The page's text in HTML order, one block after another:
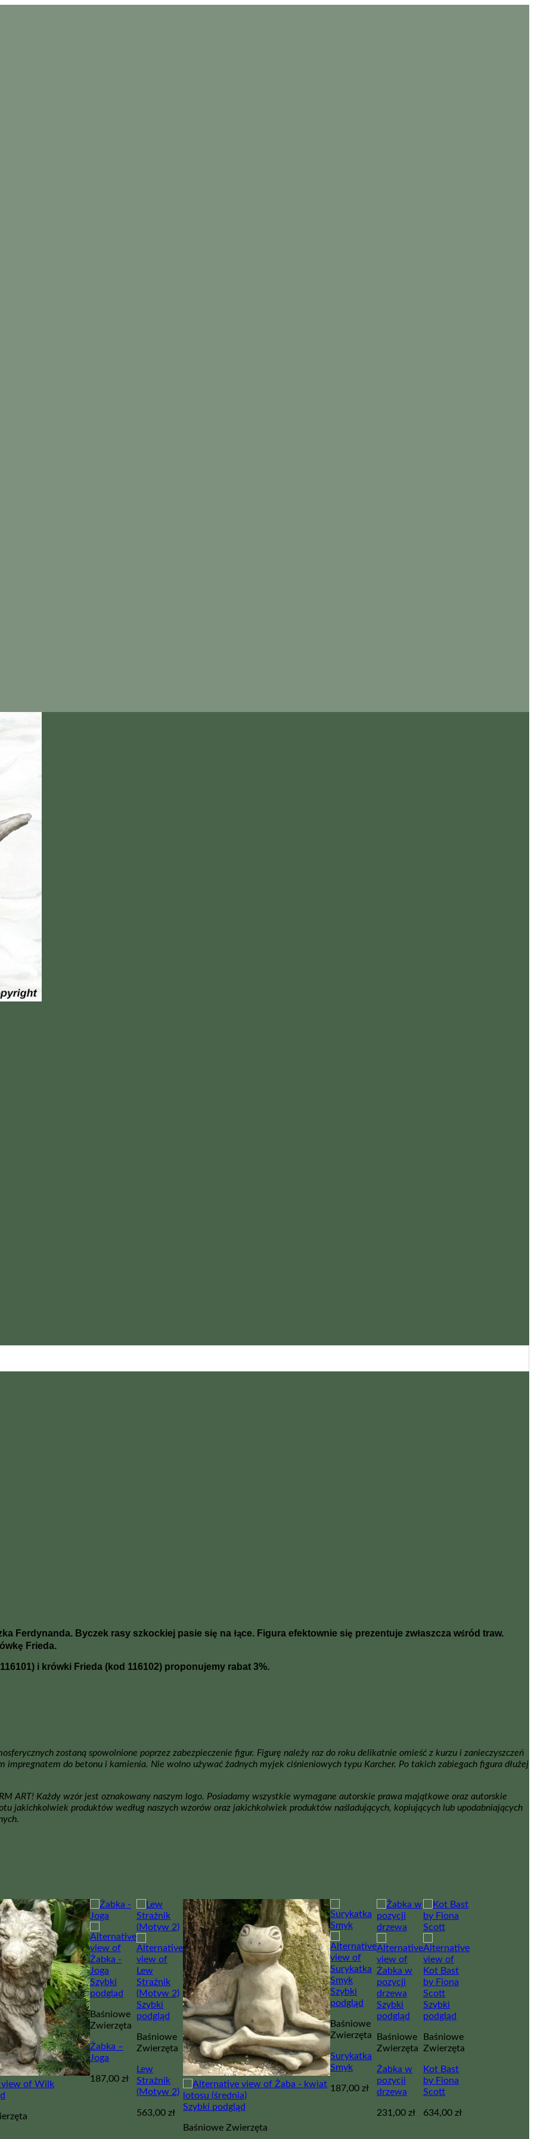
Ferdynanda. Byczek rasy szkockiej pasie się na łące. Figura efektownie się prezentuje zwłaszcza wśród traw.
Frieda.
i krówki Frieda (kod 116102) proponujemy rabat 3%.
zostaną spowolnione poprzez zabezpieczenie figur. Figurę należy raz do roku delikatnie omieść z kurzu i zanieczyszczeń
impregnatem do betonu i kamienia. Nie wolno używać żadnych myjek ciśnieniowych typu Karcher. Po takich zabiegach figura dłużej
ART! Każdy wzór jest oznakowany naszym logo. Posiadamy wszystkie wymagane autorskie prawa majątkowe oraz autorskie
jakichkolwiek produktów według naszych wzorów oraz jakichkolwiek produktów naśladujących, kopiujących lub upodabniających
Szybki
podgląd
Baśniowe
Zwierzęta
Żabka –
Joga
187,00 zł
Szybki
podgląd
Baśniowe
Zwierzęta
Lew
Strażnik
(Motyw 2)
563,00zł
Szybki podgląd
Baśniowe Zwierzęta
Szybki
podgląd
Baśniowe
Zwierzęta
Surykatka
Smyk
187,00 zł
Szybki
podgląd
Baśniowe
Zwierzęta
Żabka w
pozycji
drzewa
231,00 zł
Szybki
podgląd
Baśniowe
Zwierzęta
Kot Bast
by Fiona
Scott
634,00zł